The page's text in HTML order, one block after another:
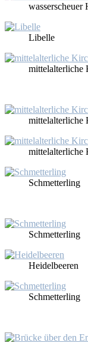
was­ser­scheu­er
Li­bel­le
mit­tel­al­ter­li­che
mit­tel­al­ter­li­che
mit­tel­al­ter­li­che
Schmet­ter­ling
Schmet­ter­ling
Hei­del­bee­ren
Schmet­ter­ling